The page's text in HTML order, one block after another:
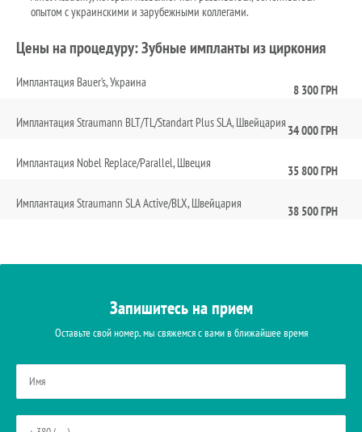
опытом с украинскими и зарубежными коллегами.
Цены на процедуру: Зубные импланты из циркония
Имплантация Bauer’s, Украина 8 300 ГРН
Имплантация Straumann BLT/TL/Standart Plus SLA, Швейцария 34 000 ГРН
Имплантация Nobel Replace/Parallel, Швеция 35 800 ГРН
Имплантация Straumann SLA Active/BLX, Швейцария 38 500 ГРН
Запишитесь на прием
Оставьте свой номер, мы свяжемся с вами в ближайшее время